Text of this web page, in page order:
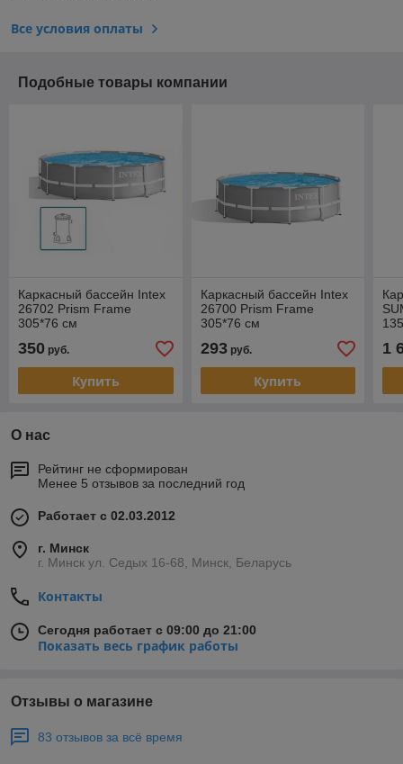
Все условия оплаты
Подобные товары компании
Каркасный бассейн Intex
26702 Prism Frame
305*76 см
350 руб.
Купить
Каркасный бассейн Intex
26700 Prism Frame
305*76 см
293руб.
Купить
1
О нас
Рейтинг не сформирован
Менее 5 отзывов за последний год
Работает с 02.03.2012
г. Минск
г. Минск ул. Седых 16-68, Минск, Беларусь
Контакты
Сегодня работает с 09:00 до 21:00
Показать весь график работы
Отзывы о магазине
83 отзывов за всё время